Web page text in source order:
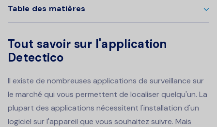
Table des matières
Tout savoir sur l'application
Detectico
Il existe de nombreuses applications de surveillance sur
le marché qui vous permettent de localiser quelqu'un. La
plupart des applications nécessitent l'installation d'un
logiciel sur l'appareil que vous souhaitez suivre. Mais